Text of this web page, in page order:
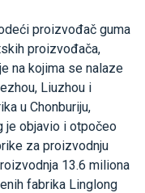
proizvođač guma
proizvođača,
na kojima se nalaze
Liuzhou i
u Chonburiju,
je objavio i otpočeo
za proizvodnju
13.6 miliona
fabrika Linglong